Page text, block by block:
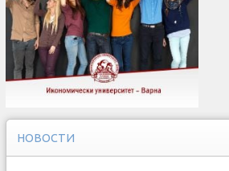
НОВОСТИ